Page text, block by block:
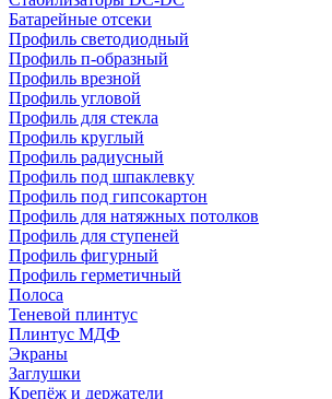
Батарейные отсеки
Профиль светодиодный
Профиль п-образный
Профиль врезной
Профиль угловой
Профиль для стекла
Профиль круглый
Профиль радиусный
Профиль под шпаклевку
Профиль под гипсокартон
Профиль для натяжных потолков
Профиль для ступеней
Профиль фигурный
Профиль герметичный
Полоса
Теневой плинтус
Плинтус МДФ
Экраны
Заглушки
Крепёж и держатели